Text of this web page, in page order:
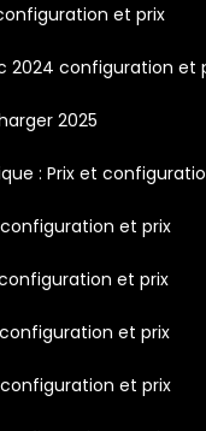
et prix
2024 configuration et
2025
: Prix et
configuration et prix
et prix
configuration et prix
configuration et prix